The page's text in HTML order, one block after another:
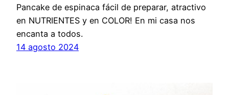
Pancake de espinaca fácil de preparar, atractivo
en NUTRIENTES y en COLOR! En mi casa nos
encanta a todos.
14 agosto 2024